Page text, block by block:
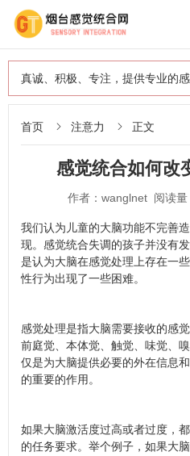
真诚、积极、专注，提供专业的
首页  注意力  正文
感觉统合如何改
作者：wanglnet 阅读
我们认为儿童的大脑功能不完善
现。感觉统合失调的孩子并没有
是认为大脑在感觉处理上存在一
性行为出现了一些困难。
感觉处理是指大脑需要接收的感
前庭觉、本体觉、触觉、味觉、
仅是为大脑提供必要的外在信息
的重要的作用。
如果大脑激活度过高或者过度，
的任务要求。举个例子，如果大